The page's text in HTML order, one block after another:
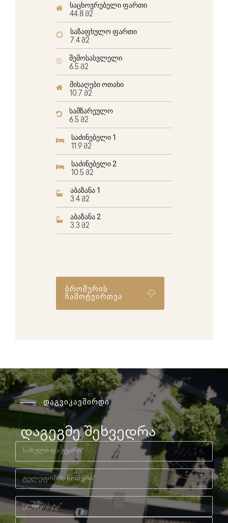
საცხოვრებელი ფართი
44.8 მ2
საზაფხულო ფართი
7.4 მ2
შემოსასვლელი
6.5 მ2
მისაღები ოთახი
10.7 მ2
სამზარეულო
6.5 მ2
საძინებელი 1
11.9 მ2
საძინებელი 2
10.5 მ2
აბაზანა 1
3.4 მ2
აბაზანა 2
3.3 მ2
ბროშურის
ჩამოტვირთვა
დაგვიკავშირდი
დაგეგმე შეხვედრა